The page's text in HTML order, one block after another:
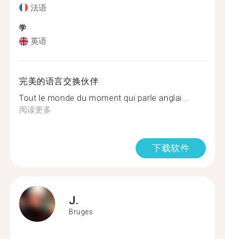
法语
学
英语
完美的语言交换伙伴
Tout le monde du moment qui parle anglai...
阅读更多
下载软件
J.
Bruges